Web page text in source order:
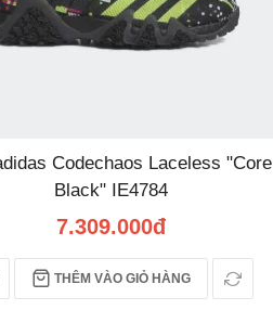
Codechaos Laceless "Core
Black" IE4784
7.309.000đ
THÊM VÀO GIỎ HÀNG